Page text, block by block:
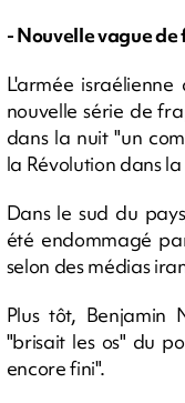
- Nouvelle vague de
L'armée
nouvelle série de
dans la nuit "un
la Révolution dans
Dans le sud du
été endommagé
selon des médias
Plus tôt, Benjamin
"brisait les os" du
encore fini".